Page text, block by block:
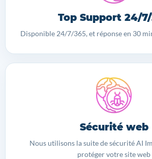
Top Support 24/
Disponible 24/7/365, et réponse en 30
Sécurité web
Nous utilisons la suite de sécurité AI
protéger votre site web